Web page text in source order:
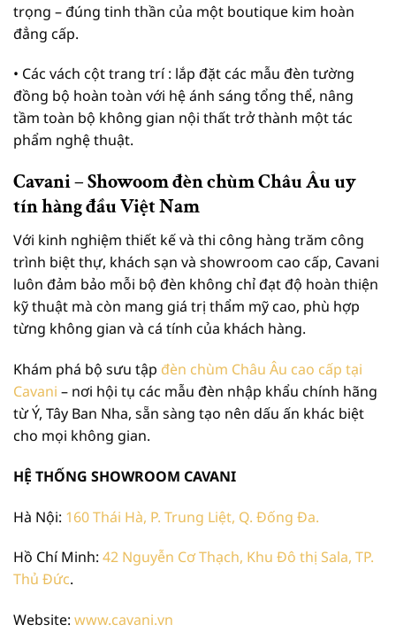
trọng – đúng tinh thần của một boutique kim hoàn
đẳng cấp.
• Các vách cột trang trí : lắp đặt các mẫu đèn tường
đồng bộ hoàn toàn với hệ ánh sáng tổng thể, nâng
tầm toàn bộ không gian nội thất trở thành một tác
phẩm nghệ thuật.
Cavani – Showoom đèn chùm Châu Âu uy
tín hàng đầu Việt Nam
Với kinh nghiệm thiết kế và thi công hàng trăm công
trình biệt thự, khách sạn và showroom cao cấp, Cavani
luôn đảm bảo mỗi bộ đèn không chỉ đạt độ hoàn thiện
kỹ thuật mà còn mang giá trị thẩm mỹ cao, phù hợp
từng không gian và cá tính của khách hàng.
Khám phá bộ sưu tập đèn chùm Châu Âu cao cấp tại
Cavani – nơi hội tụ các mẫu đèn nhập khẩu chính hãng
từ Ý, Tây Ban Nha, sẵn sàng tạo nên dấu ấn khác biệt
cho mọi không gian.
HỆ THỐNG SHOWROOM CAVANI
Hà Nội: 160 Thái Hà, P. Trung Liệt, Q. Đống Đa.
Hồ Chí Minh: 42 Nguyễn Cơ Thạch, Khu Đô thị Sala, TP.
Thủ Đức.
Website: www.cavani.vn